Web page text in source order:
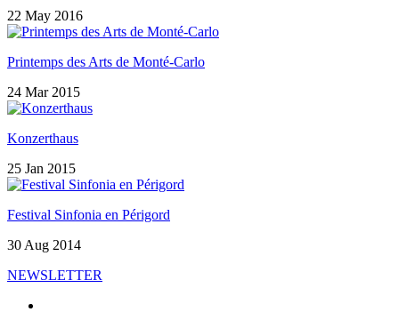
22 May 2016
Printemps des Arts de Monté-Carlo
24 Mar 2015
Konzerthaus
25 Jan 2015
Festival Sinfonia en Périgord
30 Aug 2014
NEWSLETTER